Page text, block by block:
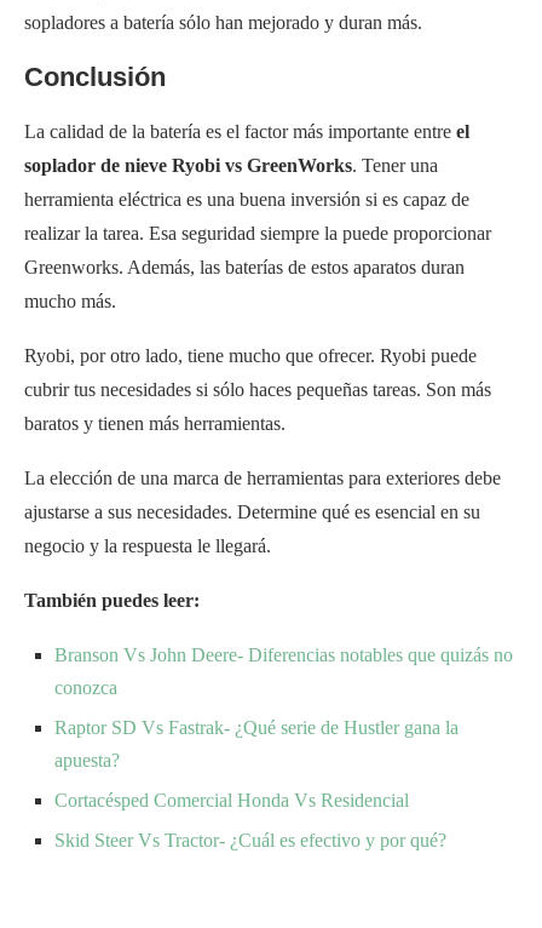
sopladores a batería sólo han mejorado y duran más.
Conclusión
La calidad de la batería es el factor más importante entre el
soplador de nieve Ryobi vs GreenWorks. Tener una
herramienta eléctrica es una buena inversión si es capaz de
realizar la tarea. Esa seguridad siempre la puede proporcionar
Greenworks. Además, las baterías de estos aparatos duran
mucho más.
Ryobi, por otro lado, tiene mucho que ofrecer. Ryobi puede
cubrir tus necesidades si sólo haces pequeñas tareas. Son más
baratos y tienen más herramientas.
La elección de una marca de herramientas para exteriores debe
ajustarse a sus necesidades. Determine qué es esencial en su
negocio y la respuesta le llegará.
También puedes leer:
Branson Vs John Deere- Diferencias notables que quizás no
conozca
Raptor SD Vs Fastrak- ¿Qué serie de Hustler gana la
apuesta?
Cortacésped Comercial Honda Vs Residencial
Skid Steer Vs Tractor- ¿Cuál es efectivo y por qué?